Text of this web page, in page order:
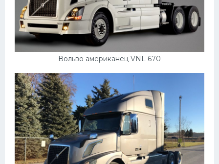
Вольво американец VNL 670